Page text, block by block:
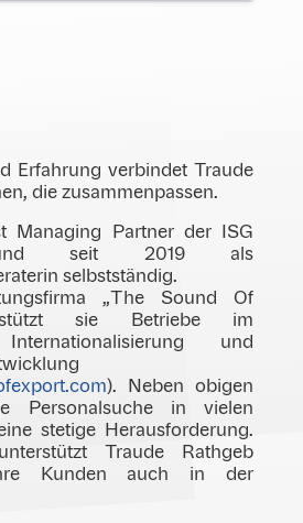
Erfahrung verbindet Traude
die zusammenpassen.
Managing Partner der ISG
und seit 2019 als
selbstständig.
„The Sound Of
sie Betriebe im
und
). Neben obigen
Personalsuche in vielen
stetige Herausforderung.
Traude Rathgeb
Kunden auch in der